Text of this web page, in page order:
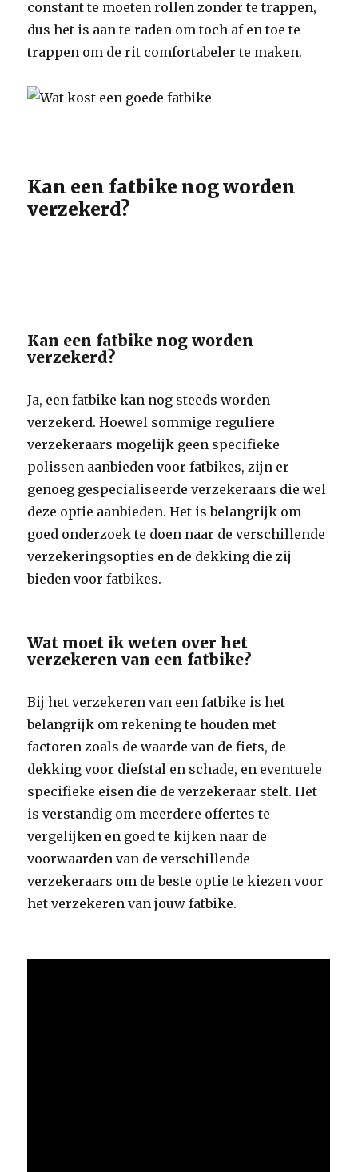
constant te moeten rollen zonder te trappen,
dus het is aan te raden om toch af en toe te
trappen om de rit comfortabeler te maken.
Kan een fatbike nog worden
verzekerd?
Kan een fatbike nog worden
verzekerd?
Ja, een fatbike kan nog steeds worden
verzekerd. Hoewel sommige reguliere
verzekeraars mogelijk geen specifieke
polissen aanbieden voor fatbikes, zijn er
genoeg gespecialiseerde verzekeraars die wel
deze optie aanbieden. Het is belangrijk om
goed onderzoek te doen naar de verschillende
verzekeringsopties en de dekking die zij
bieden voor fatbikes.
Wat moet ik weten over het
verzekeren van een fatbike?
Bij het verzekeren van een fatbike is het
belangrijk om rekening te houden met
factoren zoals de waarde van de fiets, de
dekking voor diefstal en schade, en eventuele
specifieke eisen die de verzekeraar stelt. Het
is verstandig om meerdere offertes te
vergelijken en goed te kijken naar de
voorwaarden van de verschillende
verzekeraars om de beste optie te kiezen voor
het verzekeren van jouw fatbike.